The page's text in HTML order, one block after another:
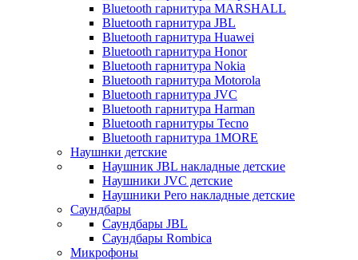
Bluetooth гарнитура MARSHALL
Bluetooth гарнитура JBL
Bluetooth гарнитура Huawei
Bluetooth гарнитура Honor
Bluetooth гарнитура Nokia
Bluetooth гарнитура Motorola
Bluetooth гарнитура JVC
Bluetooth гарнитура Harman
Bluetooth гарнитуры Tecno
Bluetooth гарнитура 1MORE
Наушнки детские
Наушник JBL накладные детские
Наушники JVC детские
Наушники Pero накладные детские
Саундбары
Саундбары JBL
Саундбары Rombica
Микрофоны